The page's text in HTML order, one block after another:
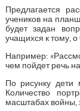
Предлагается
учеников на
будет задан
учащихся к тому, о
Например:
чем пойдет речь
По рисунку дети
Количество
масштабах войны,